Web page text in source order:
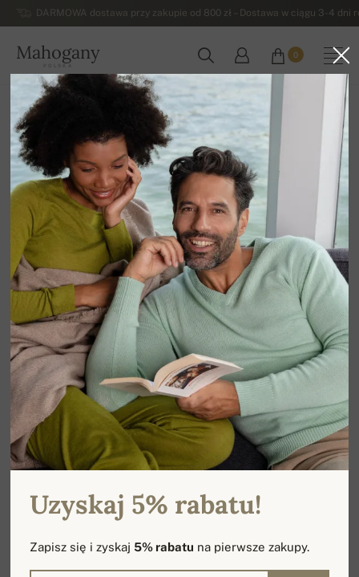
DARMOWA dostawa przy zakupie od 800 zł – Dostawa w ciągu 3-4
Mahogany
POLSKA
0
Strona główna
Damskie swetry z kaszmiru
Kolekcja podstawowa - damska
Uzyskaj 5% rabatu!
Zapisz się i zyskaj5% rabatu na pierwsze zakupy.